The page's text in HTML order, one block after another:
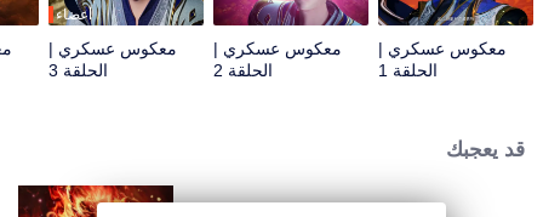
معكوس عسكري |
الحلقة 1
معكوس عسكري |
الحلقة 2
أعضاء
معكوس عسكري |
الحلقة 3
قد يعجبك